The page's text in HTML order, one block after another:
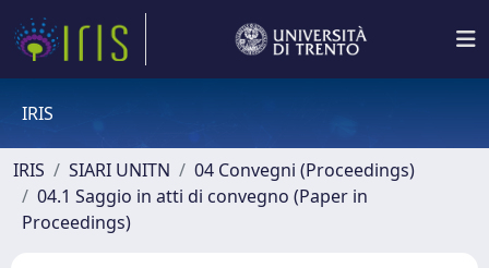
IRIS
IRIS SIARI UNITN
04 Convegni (Proceedings)
04.1 Saggio in atti di convegno (Paper in
Proceedings)